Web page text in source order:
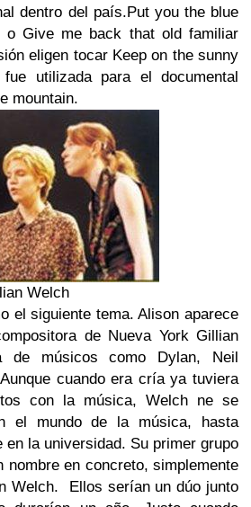
dentro del país.Put you the blue
o Give me back that old familiar
eligen tocar Keep on the sunny
utilizada para el documental
mountain.
Welch
el siguiente tema. Alison aparece
de Nueva York Gillian
de músicos como Dylan, Neil
cuando era cría ya tuviera
con la música, Welch ne se
el mundo de la música, hasta
en la universidad. Su primer grupo
nombre en concreto, simplemente
Welch. Ellos serían un dúo junto